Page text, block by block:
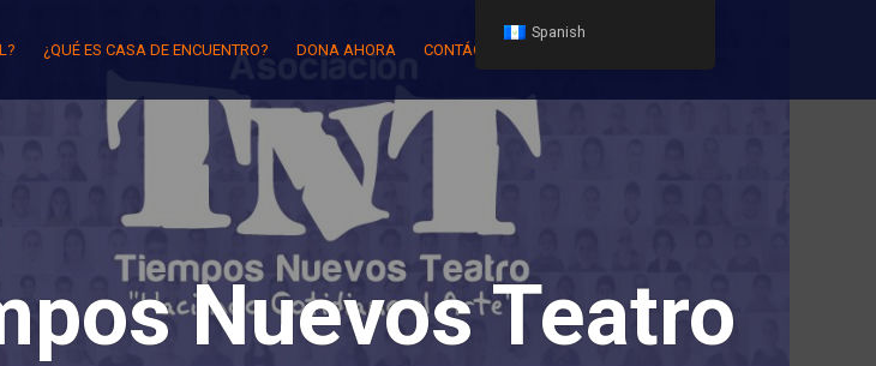
¿QUÉ ES CASA DE ENCUENTRO? DONA AHORA CONTÁCTENOS
Nuevos Teatro
Spanish